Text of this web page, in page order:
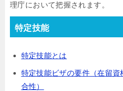
理庁において把握されます。
特定技能
特定技能とは
特定技能ビザの要件（在留
合性）